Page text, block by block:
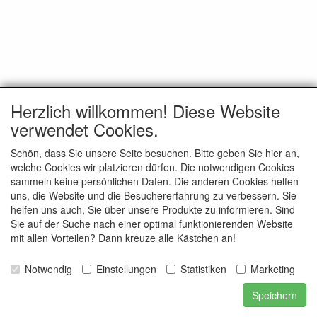
Herzlich willkommen! Diese Website
verwendet Cookies.
Schön, dass Sie unsere Seite besuchen. Bitte geben Sie hier an,
welche Cookies wir platzieren dürfen. Die notwendigen Cookies
sammeln keine persönlichen Daten. Die anderen Cookies helfen
uns, die Website und die Besuchererfahrung zu verbessern. Sie
helfen uns auch, Sie über unsere Produkte zu informieren. Sind
Sie auf der Suche nach einer optimal funktionierenden Website
mit allen Vorteilen? Dann kreuze alle Kästchen an!
Notwendig Einstellungen Statistiken
Marketing
Speichern